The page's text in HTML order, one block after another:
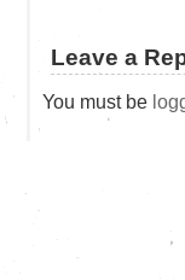
Leave a
You must be